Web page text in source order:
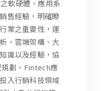
軟硬體、應用系
售經驗，明確瞭
業之重要性，運
、雲端架構、大
識以及經驗，協
劃、Fintech應
入行銷科技領域